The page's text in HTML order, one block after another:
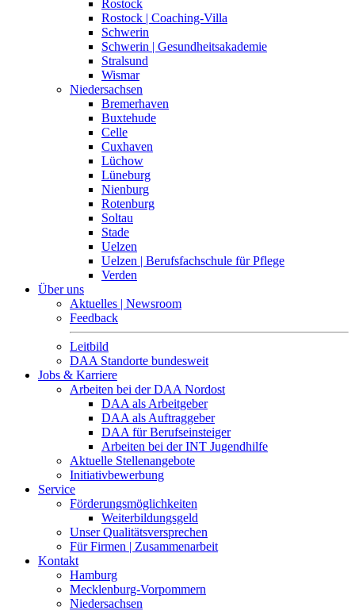
Rostock
Rostock | Coaching-Villa
Schwerin
Schwerin | Gesundheitsakademie
Stralsund
Wismar
Niedersachsen
Bremerhaven
Buxtehude
Celle
Cuxhaven
Lüchow
Lüneburg
Nienburg
Rotenburg
Soltau
Stade
Uelzen
Uelzen | Berufsfachschule für Pflege
Verden
Über uns
Aktuelles | Newsroom
Feedback
Leitbild
DAA Standorte bundesweit
Jobs & Karriere
Arbeiten bei der DAA Nordost
DAA als Arbeitgeber
DAA als Auftraggeber
DAA für Berufseinsteiger
Arbeiten bei der INT Jugendhilfe
Aktuelle Stellenangebote
Initiativbewerbung
Service
Förderungsmöglichkeiten
Weiterbildungsgeld
Unser Qualitätsversprechen
Für Firmen | Zusammenarbeit
Kontakt
Hamburg
Mecklenburg-Vorpommern
Niedersachsen